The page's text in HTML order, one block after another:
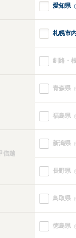
愛知県
札幌市
釧路・
青森県
福島県
信越
新潟県
長野県
鳥取県
徳島県